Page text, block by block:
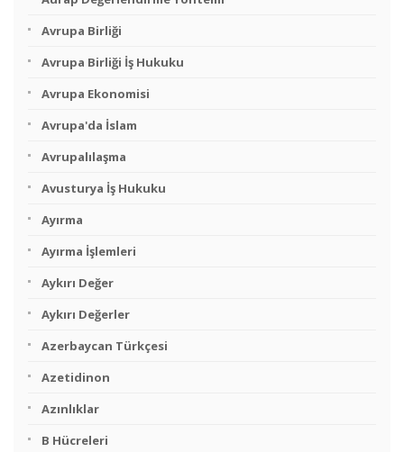
Avrupa Birliği
Avrupa Birliği İş Hukuku
Avrupa Ekonomisi
Avrupa'da İslam
Avrupalılaşma
Avusturya İş Hukuku
Ayırma
Ayırma İşlemleri
Aykırı Değer
Aykırı Değerler
Azerbaycan Türkçesi
Azetidinon
Azınlıklar
B Hücreleri